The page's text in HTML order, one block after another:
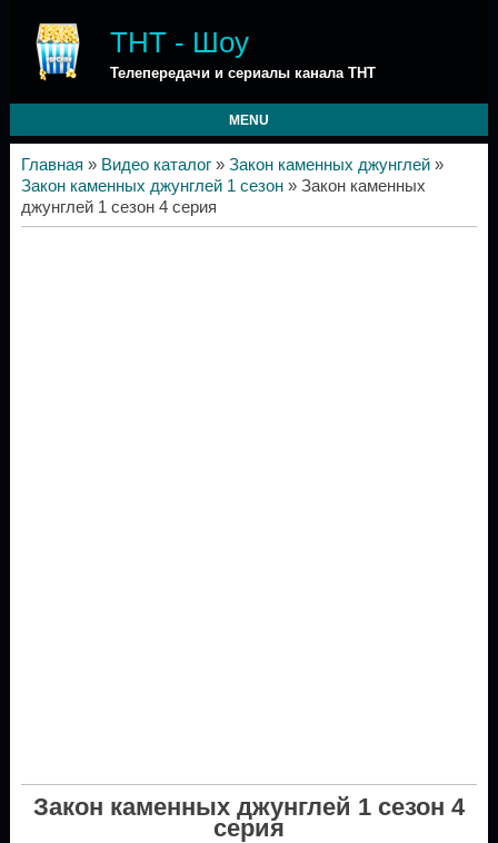
ТНТ - Шоу
Телепередачи и сериалы канала ТНТ
MENU
Главная » Видео каталог» Закон каменных джунглей»
Закон каменных джунглей 1 сезон» Закон каменных
джунглей 1 сезон 4 серия
Закон каменных джунглей 1 сезон 4
серия